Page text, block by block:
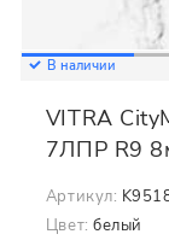
В наличии
VITRA
7ЛПР R9
Артикул:
Цвет: белый